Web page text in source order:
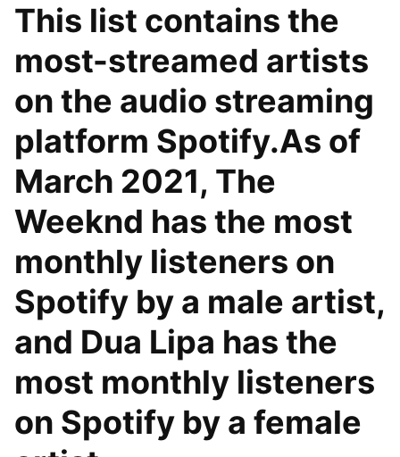
This list contains the
most-streamed artists
on the audio streaming
platform Spotify.As of
March 2021, The
Weeknd has the most
monthly listeners on
Spotify by a male artist,
and Dua Lipa has the
most monthly listeners
on Spotify by a female